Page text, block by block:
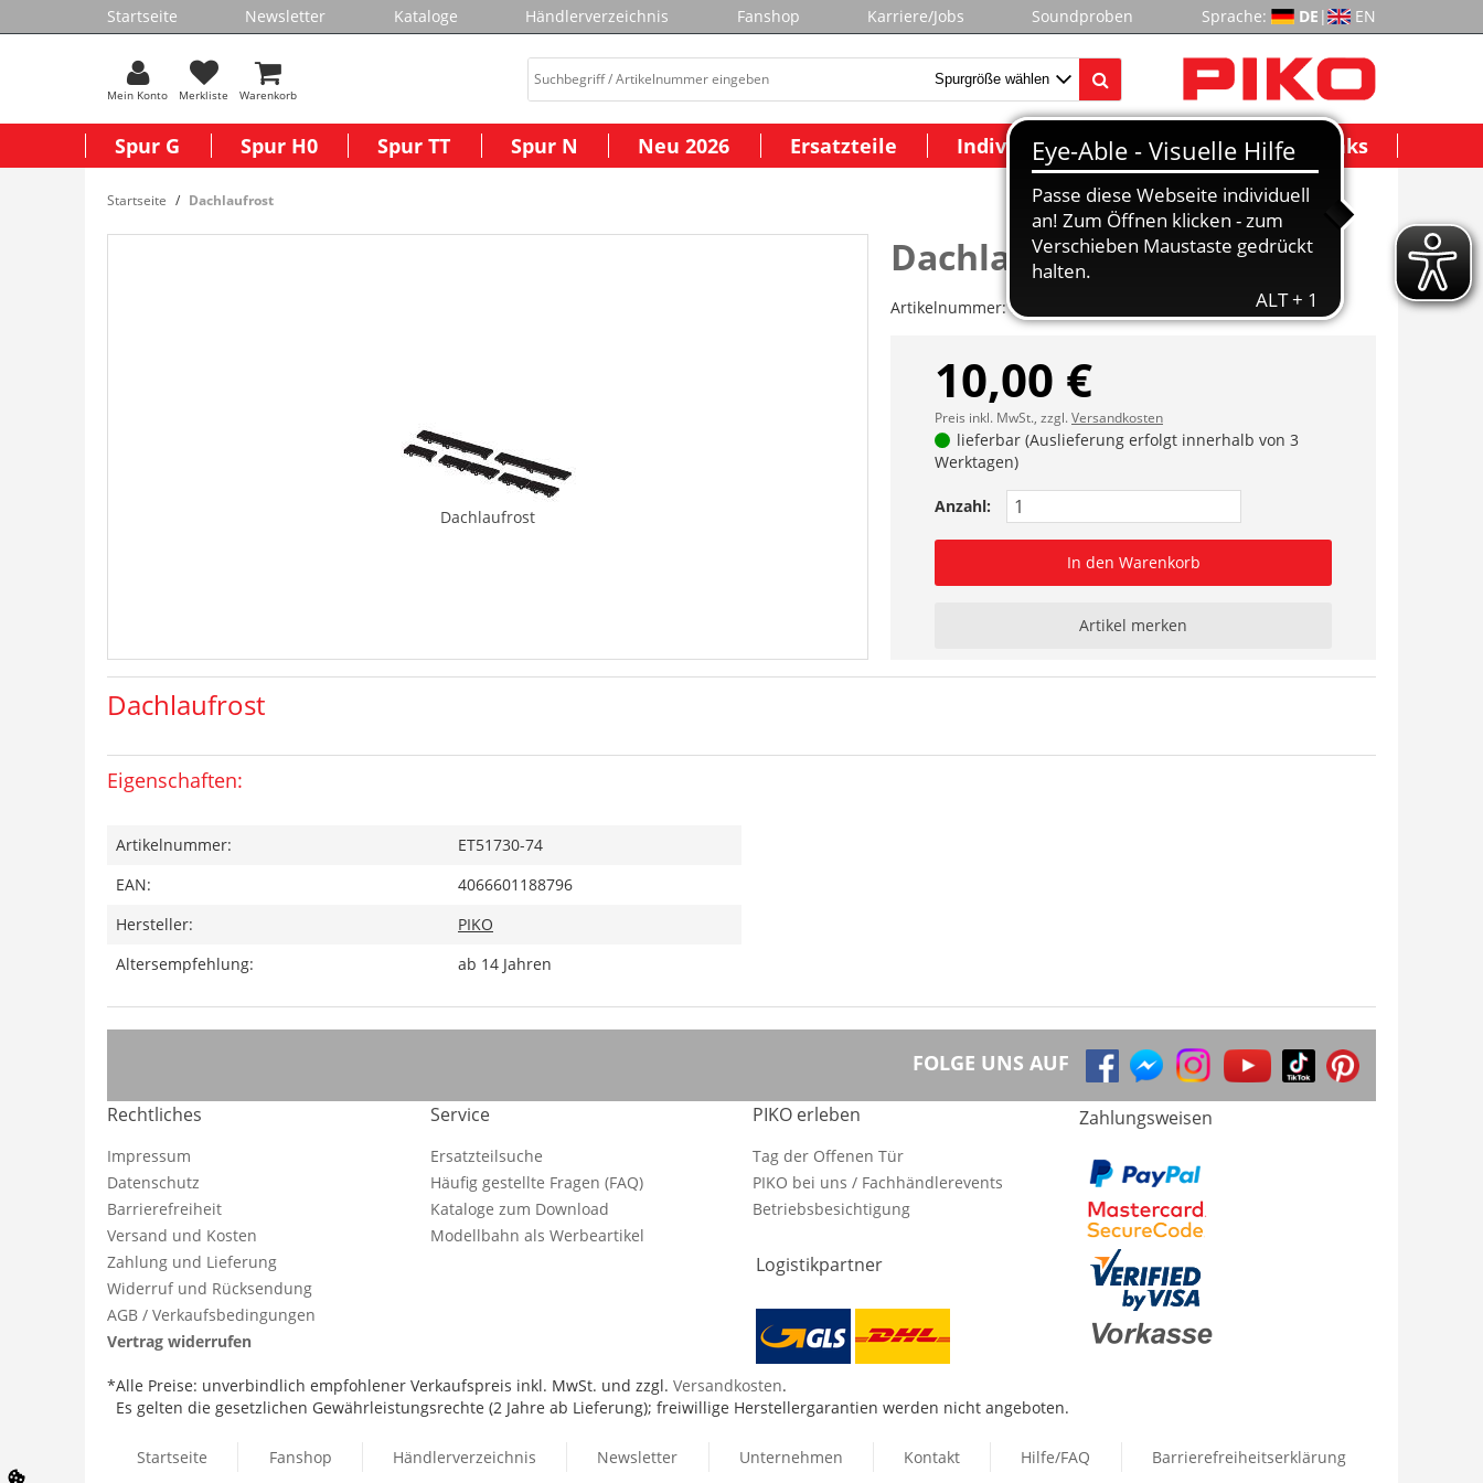
Startseite Newsletter Kataloge Händlerverzeichnis Fanshop Karriere/Jobs Soundproben Sprache: DE | EN
Mein Konto Merkliste Warenkorb
Spur G Spur H0 Spur TT Spur N Neu 2026 Ersatzteile Individuelle Modelle Wichtige Links
Startseite Dachlaufrost
Dachlaufrost
Dachlaufrost
Artikelnummer:ET51730-74
10,00 €
Preis inkl. MwSt., zzgl.Versandkosten
lieferbar (Auslieferung erfolgt innerhalb von 3
Werktagen)
Anzahl:
In den Warenkorb
Artikel merken
Dachlaufrost
Eigenschaften:
Artikelnummer:
ET51730-74
EAN:
4066601188796
Hersteller:
PIKO
Altersempfehlung:
ab 14 Jahren
FOLGE UNS AUF
Rechtliches
Impressum
Datenschutz
Barrierefreiheit
Versand und Kosten
Zahlung und Lieferung
Widerruf und Rücksendung
AGB / Verkaufsbedingungen
Vertrag widerrufen
Service
Ersatzteilsuche
Häufig gestellte Fragen (FAQ)
Kataloge zum Download
Modellbahn als Werbeartikel
PIKO erleben
Tag der Offenen Tür
PIKO bei uns / Fachhändlerevents
Betriebsbesichtigung
Logistikpartner
Zahlungsweisen
*Alle Preise: unverbindlich empfohlener Verkaufspreis inkl. MwSt. und zzgl. Versandkosten.
Es gelten die gesetzlichen Gewährleistungsrechte (2 Jahre ab Lieferung); freiwillige Herstellergarantien werden nicht angeboten.
Startseite Fanshop Händlerverzeichnis Newsletter Unternehmen Kontakt Hilfe/FAQ Barrierefreiheitserklärung